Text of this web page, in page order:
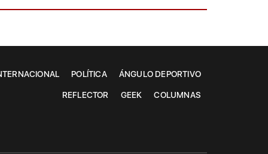
POLÍTICA ÁNGULO DEPORTIVO
REFLECTOR GEEK COLUMNAS